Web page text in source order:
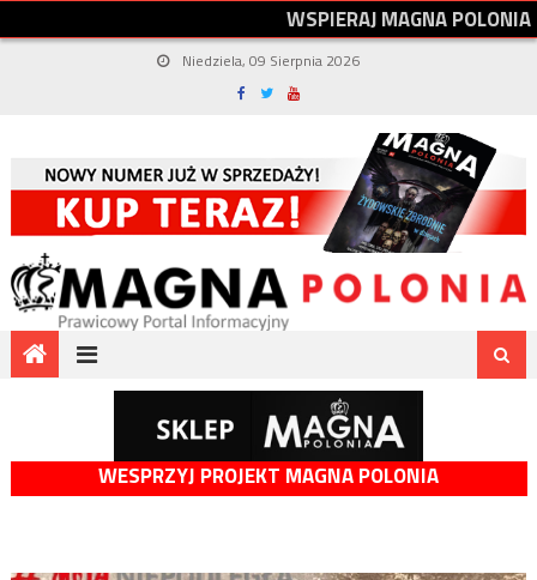
WSPIERAJMAGNAPOLONIA
Niedziela, 09 Sierpnia 2026
WESPRZYJ PROJEKT MAGNA POLONIA